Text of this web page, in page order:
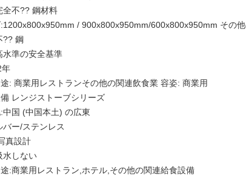
全不?? 鋼材料
/ 900x800x950mm/600x800x950mm その
?? 鋼
水準の安全基準
年
: 商業用レストランその他の関連飲食業 容姿: 商業用
レンジストーブシリーズ
中国 (中国本土) の広東
バー/ステンレス
真設計
水しない
:商業用レストラン,ホテル,その他の関連給食設備